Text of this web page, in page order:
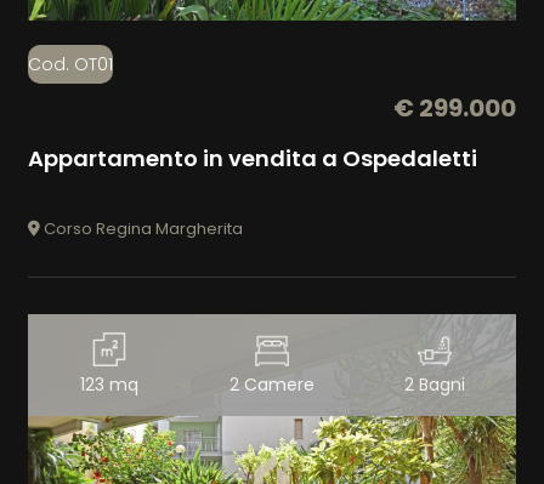
Cod. OT01
€ 299.000
Appartamento in vendita a Ospedaletti
Corso Regina Margherita
123 mq 2 Camere 2 Bagni